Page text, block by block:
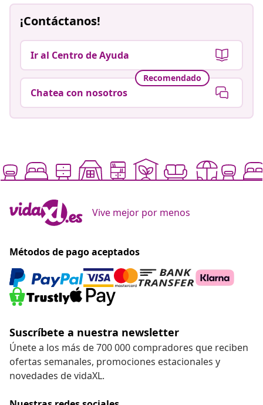
¡Contáctanos!
Ir al Centro de Ayuda
Recomendado
Chatea con nosotros
Vive mejor por menos
Métodos de pago aceptados
Suscríbete a nuestra newsletter
Únete a los más de 700 000 compradores que reciben
ofertas semanales, promociones estacionales y
novedades de vidaXL.